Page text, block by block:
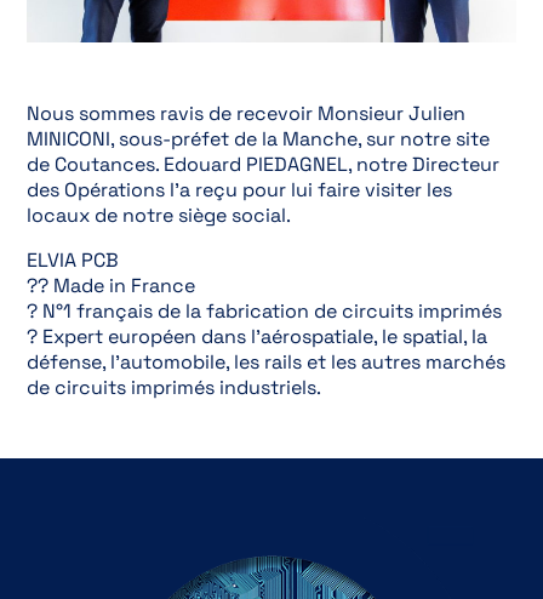
Nous sommes ravis de recevoir Monsieur Julien
MINICONI, sous-préfet de la Manche, sur notre site
de Coutances. Edouard PIEDAGNEL, notre Directeur
des Opérations l’a reçu pour lui faire visiter les
locaux de notre siège social.
ELVIA PCB
?? Made in France
? N°1 français de la fabrication de circuits imprimés
? Expert européen dans l’aérospatiale, le spatial, la
défense, l’automobile, les rails et les autres marchés
de circuits imprimés industriels.